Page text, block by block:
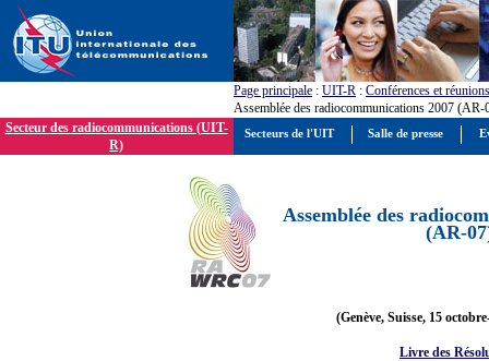
Page principale : UIT-R : Conférences et réunions
Assemblée des radiocommunications 2007 (AR-
Secteur des radiocommunications (UIT-
R)
Assemblée des
(AR-
(Genève, Suisse, 15
Livre des
Secteurs de l'UIT Salle de presse